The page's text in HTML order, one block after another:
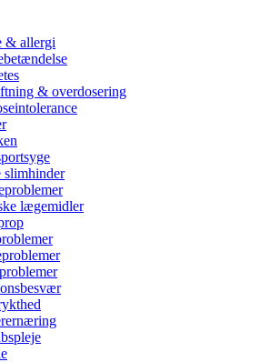
& allergi
& overdosering
slimhinder
lægemidler